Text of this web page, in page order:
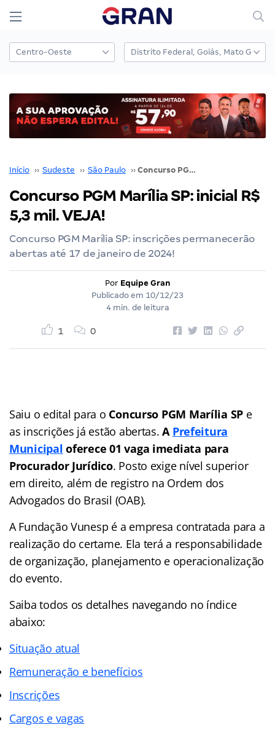
Início ›› Sudeste ›› São Paulo ›› Concurso PGM Marília SP: inicial R$ 5,3 mil. VEJA!
Concurso PGM Marília SP: inicial R$
5,3 mil. VEJA!
Concurso PGM Marília SP: inscrições permanecerão
abertas até 17 de janeiro de 2024!
Por Equipe Gran
Publicado em 10/12/23
4 min. de leitura
1 0
Saiu o edital para o Concurso PGM Marília SP e
as inscrições já estão abertas.A Prefeitura
Municipal oferece 01 vaga imediata para
Procurador Jurídico. Posto exige nível superior
em direito, além de registro na Ordem dos
Advogados do Brasil (OAB).
A Fundação Vunesp é a empresa contratada para a
realização do certame. Ela terá a responsabilidade
de organização, planejamento e operacionalização
do evento.
Saiba todos os detalhes navegando no índice
abaixo:
Situação atual
Remuneração e benefícios
Inscrições
Cargos e vagas